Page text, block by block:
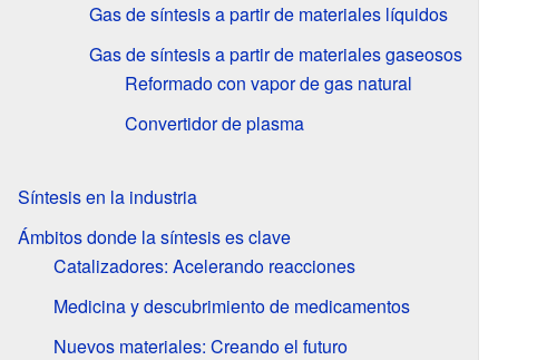
Gas de síntesis a partir de materiales líquidos
Gas de síntesis a partir de materiales gaseosos
Reformado con vapor de gas natural
Convertidor de plasma
Síntesis en la industria
Ámbitos donde la síntesis es clave
Catalizadores: Acelerando reacciones
Medicina y descubrimiento de medicamentos
Nuevos materiales: Creando el futuro